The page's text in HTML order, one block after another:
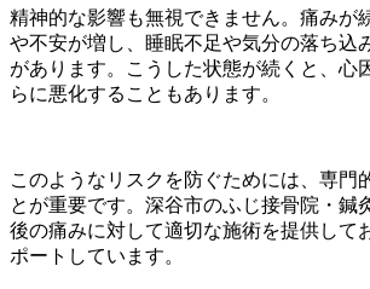
精神的な影響も無視できません。痛みが
や不安が増し、睡眠不足や気分の落ち込
があります。こうした状態が続くと、心
らに悪化することもあります。
このようなリスクを防ぐためには、専門
とが重要です。深谷市のふじ接骨院・鍼
後の痛みに対して適切な施術を提供して
ポートしています。